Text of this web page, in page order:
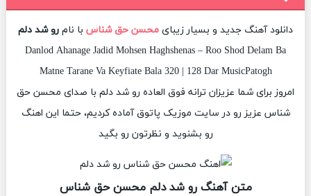
دانلود آهنگ جدید و بسیار زیبای محسن حق شناس با نام رو شد دلم
Danlod Ahanage Jadid Mohsen Haghshenas – Roo Shod Delam Ba
Matne Tarane Va Keyfiate Bala 320 | 128 Dar MusicPatogh
امروز برای شما عزیزان ترانه فوق العاده رو شد دلم با صدای محسن حق
شناس عزیز رو در سایت موزیک پاتوق آماده کردیم، حتما این اهنگ
رو بشنوید و نظرتون رو بگید
متن آهنگ رو شد دلم محسن حق شناس